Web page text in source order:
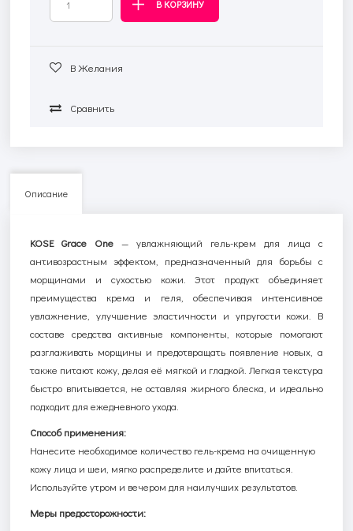
В Желания
Сравнить
Описание
KOSE Grace One — увлажняющий гель-крем для лица с
антивозрастным эффектом, предназначенный для борьбы с
морщинами и сухостью кожи. Этот продукт объединяет
преимущества крема и геля, обеспечивая интенсивное
увлажнение, улучшение эластичности и упругости кожи. В
составе средства активные компоненты, которые помогают
разглаживать морщины и предотвращать появление новых, а
также питают кожу, делая её мягкой и гладкой. Легкая текстура
быстро впитывается, не оставляя жирного блеска, и идеально
подходит для ежедневного ухода.
Способ применения:
Нанесите необходимое количество гель-крема на очищенную
кожу лица и шеи, мягко распределите и дайте впитаться.
Используйте утром и вечером для наилучших результатов.
Меры предосторожности: